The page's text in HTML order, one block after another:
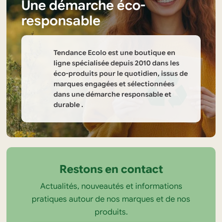
Informations
sur
boutique
Tendance
Une démarche éco-
responsable
Tendance Ecolo est une boutique en
ligne spécialisée depuis 2010 dans les
éco-produits pour le quotidien, issus de
marques engagées et sélectionnées
dans une démarche responsable et
durable .
Restons en contact
Actualités, nouveautés et informations
pratiques autour de nos marques et de nos
produits.